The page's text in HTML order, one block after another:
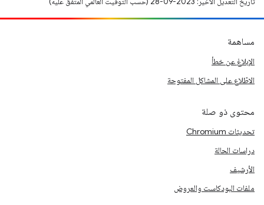
مساهمة
الإبلاغ عن خطأ
الاطّلاع على المشاكل المفتوحة
محتوى ذو صلة
تحديثات Chromium
دراسات الحالة
الأرشيف
ملفات البودكاست والعروض